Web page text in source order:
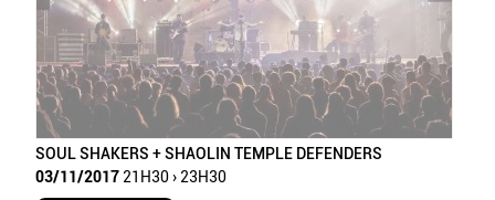
SOUL SHAKERS + SHAOLIN TEMPLE DEFENDERS
03/11/2017 21H30 › 23H30